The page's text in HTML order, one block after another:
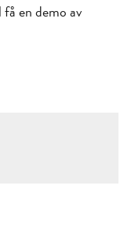
en demo av